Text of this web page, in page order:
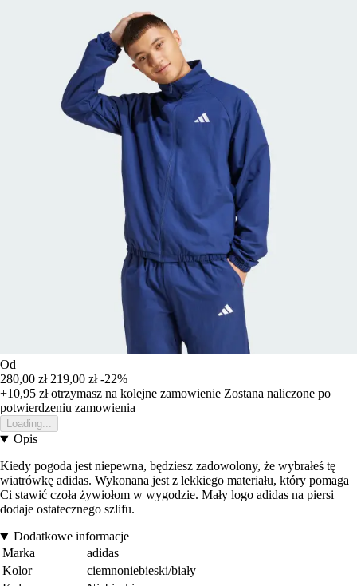
Od
280,00 zł 219,00 zł -22%
+10,95 złotrzymasz na kolejne zamowienie Zostana naliczone po
potwierdzeniu zamowienia
Loading...
Opis
Kiedy pogoda jest niepewna, będziesz zadowolony, że wybrałeś tę
wiatrówkę adidas. Wykonana jest z lekkiego materiału, który pomaga
Ci stawić czoła żywiołom w wygodzie. Mały logo adidas na piersi
dodaje ostatecznego szlifu.
Dodatkowe informacje
Marka
adidas
Kolor
ciemnoniebieski/biały